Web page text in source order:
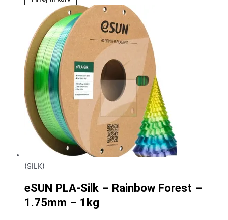
(SILK)
eSUN PLA-Silk – Rainbow Forest –
1.75mm – 1kg